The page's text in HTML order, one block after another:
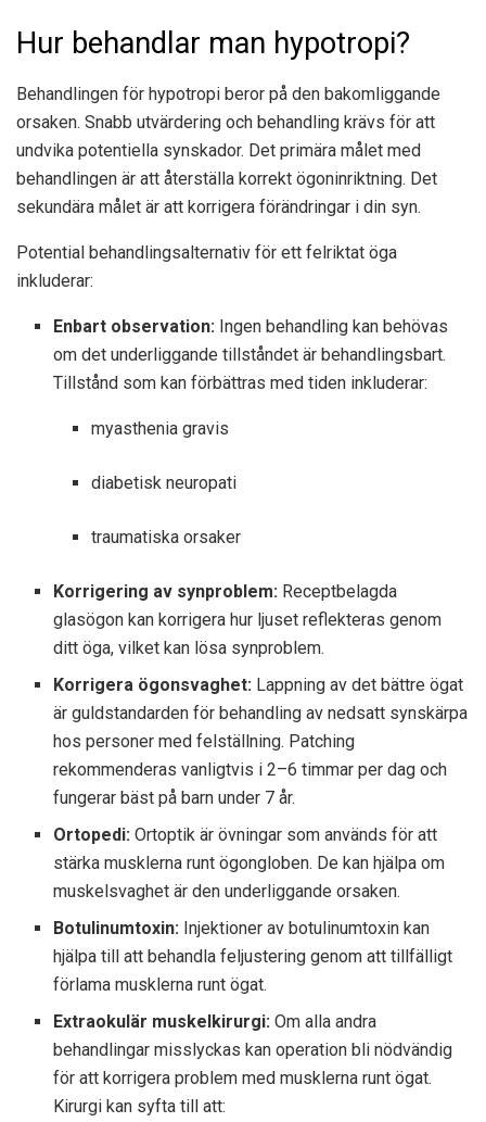
Hur behandlar man hypotropi?
Behandlingen för hypotropi beror på den bakomliggande
orsaken. Snabb utvärdering och behandling krävs för att
undvika potentiella synskador. Det primära målet med
behandlingen är att återställa korrekt ögoninriktning. Det
sekundära målet är att korrigera förändringar i din syn.
Potential behandlingsalternativ för ett felriktat öga
inkluderar:
Enbart observation: Ingen behandling kan behövas
om det underliggande tillståndet är behandlingsbart.
Tillstånd som kan förbättras med tiden inkluderar:
myasthenia gravis
diabetisk neuropati
traumatiska orsaker
Korrigering av synproblem: Receptbelagda
glasögon kan korrigera hur ljuset reflekteras genom
ditt öga, vilket kan lösa synproblem.
Korrigera ögonsvaghet: Lappning av det bättre ögat
är guldstandarden för behandling av nedsatt synskärpa
hos personer med felställning. Patching
rekommenderas vanligtvis i 2–6 timmar per dag och
fungerar bäst på barn under 7 år.
Ortopedi: Ortoptik är övningar som används för att
stärka musklerna runt ögongloben. De kan hjälpa om
muskelsvaghet är den underliggande orsaken.
Botulinumtoxin: Injektioner av botulinumtoxin kan
hjälpa till att behandla feljustering genom att tillfälligt
förlama musklerna runt ögat.
Extraokulär muskelkirurgi: Om alla andra
behandlingar misslyckas kan operation bli nödvändig
för att korrigera problem med musklerna runt ögat.
Kirurgi kan syfta till att: